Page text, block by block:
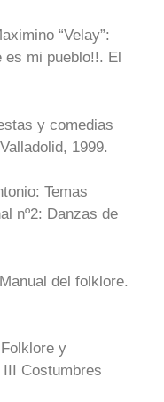
“Velay”:
es mi pueblo!!. El
y comedias
1999.
Temas
nº2: Danzas de
del folklore.
y
Costumbres